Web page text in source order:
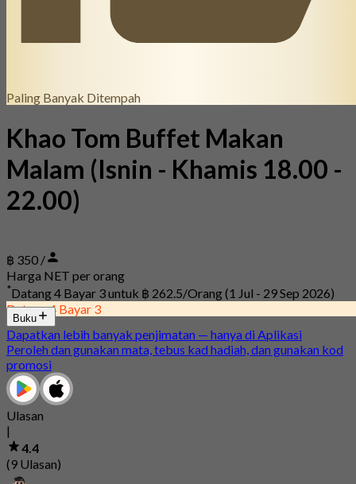
Paling Banyak Ditempah
Khao Tom Buffet Makan
Malam (Isnin - Khamis 18.00 -
22.00)
฿ 350 /
Harga NET per orang
*Datang 4 Bayar 3 untuk ฿ 262.5/Orang(1 Jul - 29 Sep 2026)
Datang 4 Bayar 3
Buku
Dapatkan lebih banyak penjimatan — hanya di Aplikasi
Peroleh dan gunakan mata, tebus kad hadiah, dan gunakan kod
promosi
Ulasan
|
4.4
(9 Ulasan)